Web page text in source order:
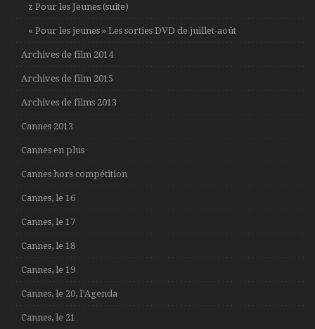
z Pour les Jeunes (suite)
« Pour les jeunes » Les sorties DVD de juillet-août
Archives de film 2014
Archives de film 2015
Archives de films 2013
Cannes 2013
Cannes en plus
Cannes hors compétition
Cannes, le 16
Cannes, le 17
Cannes, le 18
Cannes, le 19
Cannes, le 20, l’Agenda
Cannes, le 21